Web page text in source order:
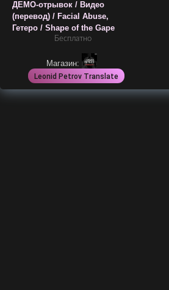
ДЕМО-отрывок / Видео
(перевод) / Facial Abuse,
Гетеро / Shape of the Gape
Бесплатно
Магазин:
Leonid Petrov Translate